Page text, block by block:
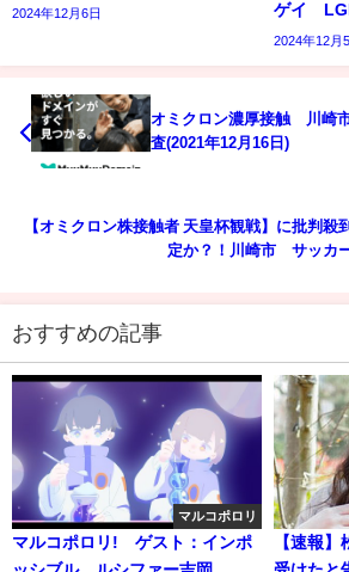
2024年12月6日
ゲイ
2024年12月
オミクロン濃厚接触 川崎
査(2021年12月16日)
【オミクロン株接触者 天皇杯観戦】に批判殺
定か？！川崎市 サッカ
おすすめの記事
マルコポロリ
マルコポロリ! ゲスト：インポ
【速報